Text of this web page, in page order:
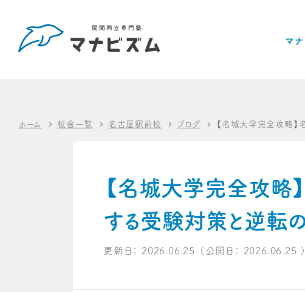
マ
ホーム 校舎一覧 名古屋駅前校 ブログ 【名城大学完全攻略
【名城大学完全攻略
する受験対策と逆転
更新日： 2026.06.25 （公開日： 2026.06.25